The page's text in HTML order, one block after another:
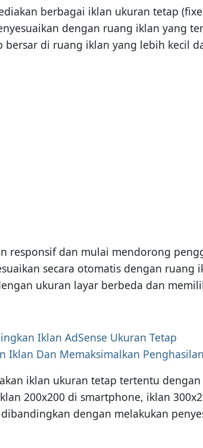
berbagai iklan ukuran tetap
dengan ruang iklan yang
di ruang iklan yang lebih kecil
responsif dan mulai mendorong
secara otomatis dengan
ukuran layar berbeda dan
Iklan AdSense Ukuran Tetap
Iklan Dan Memaksimalkan Penghasilan
iklan ukuran tetap tertentu
200x200 di smartphone, iklan
dengan melakukan